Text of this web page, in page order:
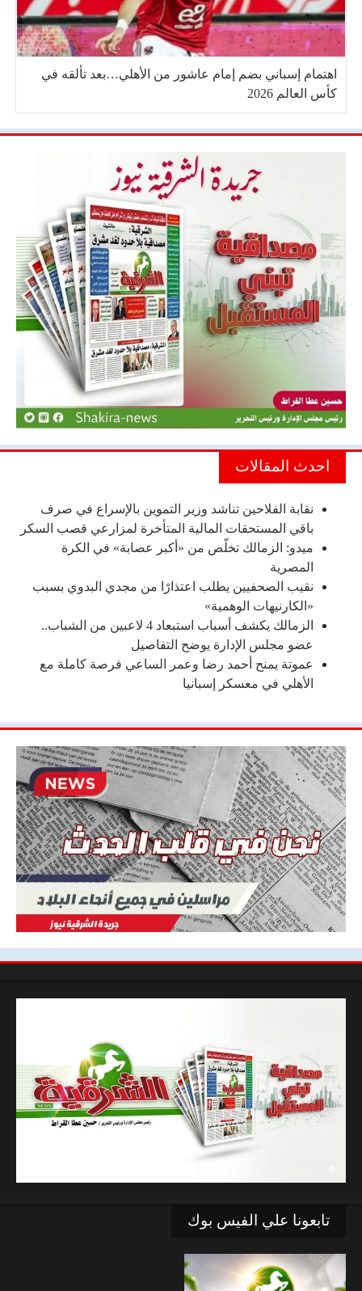
اهتمام إسباني بضم إمام عاشور من الأهلي…بعد تألقه في
كأس العالم 2026
احدث المقالات
نقابة الفلاحين تناشد وزير التموين بالإسراع في صرف
باقي المستحقات المالية المتأخرة لمزارعي قصب السكر
ميدو: الزمالك تخلّص من «أكبر عصابة» في الكرة
المصرية
نقيب الصحفيين يطلب اعتذارًا من مجدي البدوي بسبب
«الكارنيهات الوهمية»
الزمالك يكشف أسباب استبعاد 4 لاعبين من الشباب..
عضو مجلس الإدارة يوضح التفاصيل
عموتة يمنح أحمد رضا وعمر الساعي فرصة كاملة مع
الأهلي في معسكر إسبانيا
تابعونا علي الفيس بوك